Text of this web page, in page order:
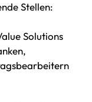
Stellen:
Solutions